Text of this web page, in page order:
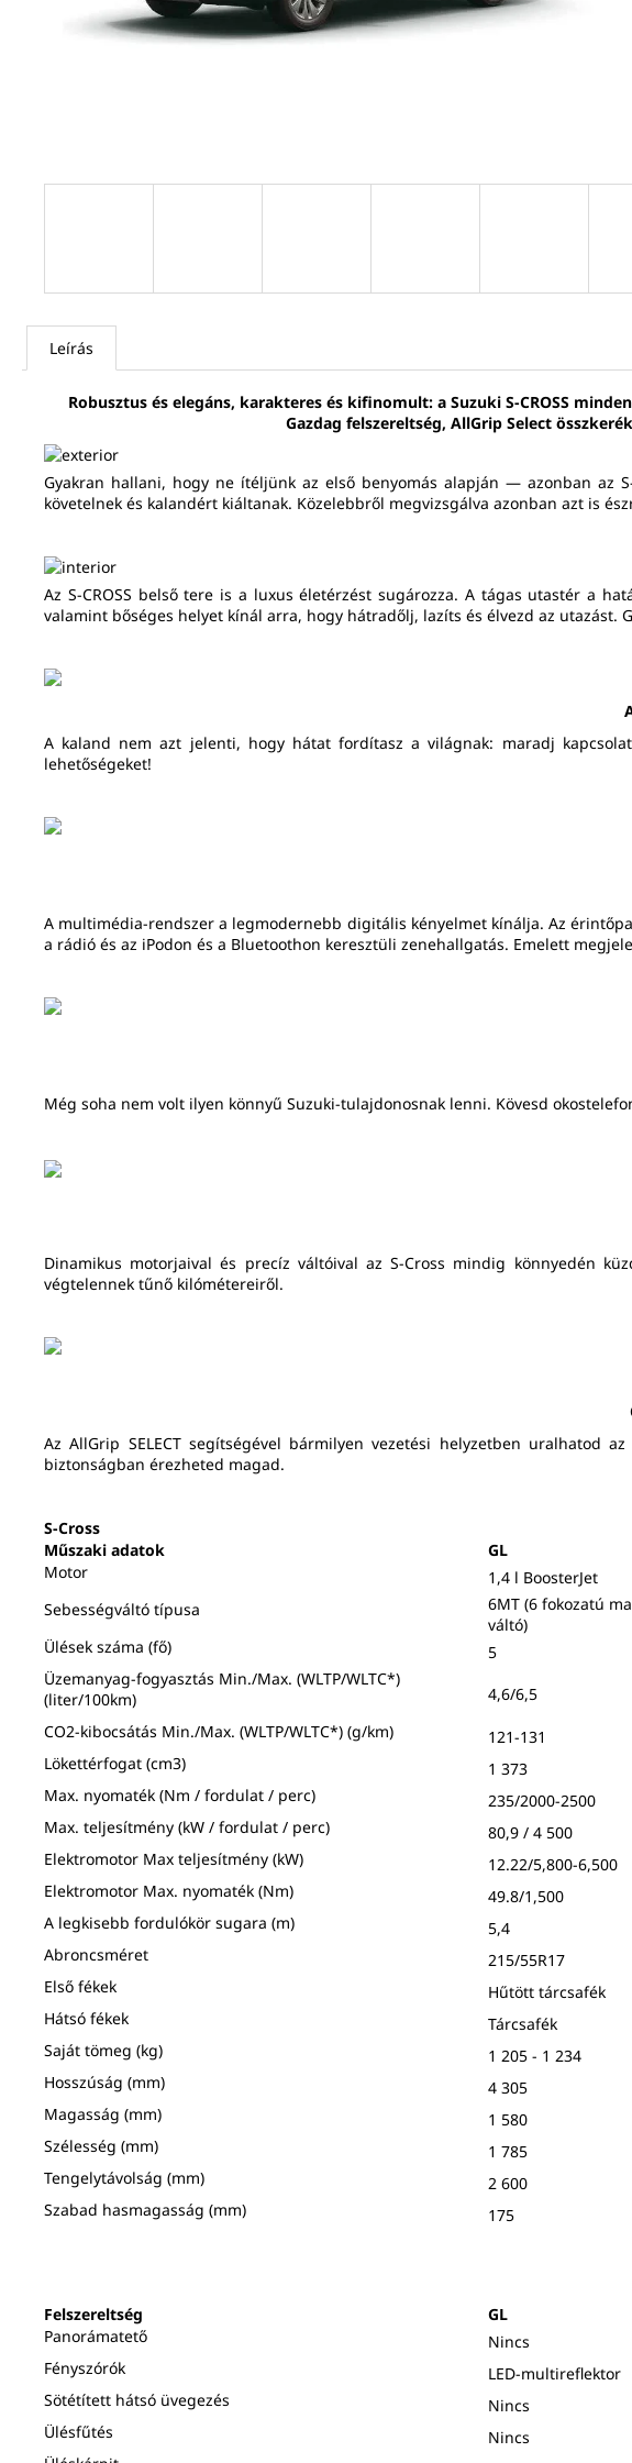
Leírás
Robusztus és elegáns, karakteres és kifinomult: a Suzuki S-CROSS
Gazdag felszereltség, AllGrip Select
Gyakran hallani, hogy ne ítéljünk az első benyomás alapján — azonban az
követelnek és kalandért kiáltanak. Közelebbről megvizsgálva azonban azt is
Az S-CROSS belső tere is a luxus életérzést sugározza. A tágas utastér a
valamint bőséges helyet kínál arra, hogy hátradőlj, lazíts és élvezd az utazást.
A kaland nem azt jelenti, hogy hátat fordítasz a világnak: maradj
lehetőségeket!
A multimédia-rendszer a legmodernebb digitális kényelmet kínálja. Az
a rádió és az iPodon és a Bluetoothon keresztüli zenehallgatás. Emelett
Még soha nem volt ilyen könnyű Suzuki-tulajdonosnak lenni. Kövesd
Dinamikus motorjaival és precíz váltóival az S-Cross mindig könnyedén
végtelennek tűnő kilómétereiről.
Az AllGrip SELECT segítségével bármilyen vezetési helyzetben uralhatod
biztonságban érezheted magad.
S-Cross
Műszaki adatok
GL
Motor
1,4 l BoosterJet
Sebességváltó típusa
6MT (6 fokozatú
váltó)
Ülések száma (fő)
5
Üzemanyag-fogyasztás Min./Max. (WLTP/WLTC*)
(liter/100km)
4,6/6,5
CO2-kibocsátás Min./Max. (WLTP/WLTC*) (g/km)
121-131
Lökettérfogat (cm3)
1 373
Max. nyomaték (Nm / fordulat / perc)
235/2000-2500
Max. teljesítmény (kW / fordulat / perc)
80,9 / 4 500
Elektromotor Max teljesítmény (kW)
12.22/5,800-6,500
Elektromotor Max. nyomaték (Nm)
49.8/1,500
A legkisebb fordulókör sugara (m)
5,4
Abroncsméret
215/55R17
Első fékek
Hűtött tárcsafék
Hátsó fékek
Tárcsafék
Saját tömeg (kg)
1 205 - 1 234
Hosszúság (mm)
4 305
Magasság (mm)
1 580
Szélesség (mm)
1 785
Tengelytávolság (mm)
2 600
Szabad hasmagasság (mm)
175
Felszereltség GL
Panorámatető
Nincs
Fényszórók
LED-multireflektor
Sötétített hátsó üvegezés
Nincs
Ülésfűtés
Nincs